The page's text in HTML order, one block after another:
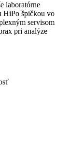
laboratórne
HiPo špičkou vo
servisom
pri analýze